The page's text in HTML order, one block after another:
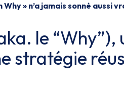
» n’a jamais sonné aussi
le “Why”),
stratégie